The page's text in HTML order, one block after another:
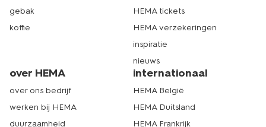
gebak
koffie
HEMA tickets
HEMA verzekeringen
inspiratie
nieuws
over HEMA
over ons bedrijf
werken bij HEMA
duurzaamheid
internationaal
HEMA België
HEMA Duitsland
HEMA Frankrijk